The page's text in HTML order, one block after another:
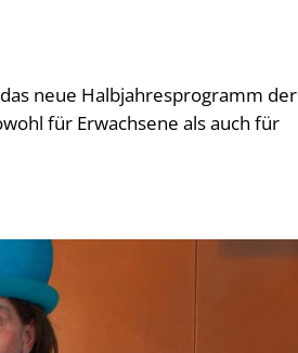
neue Halbjahresprogramm der
für Erwachsene als auch für